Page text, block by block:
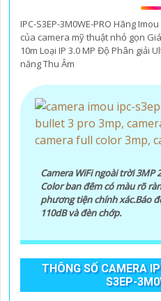
IPC-S3EP-3M0WE-PRO Hãng
của camera mỹ thuật nhỏ gọn
10m Loại IP 3.0 MP Độ Phân giải
năng Thu Âm
Camera WiFi ngoài trời 3MP
Color ban đêm có màu rõ
phương tiện chính xác.Báo
110dB và đèn chớp.
THÔNG SỐ CAMERA
S3EP-